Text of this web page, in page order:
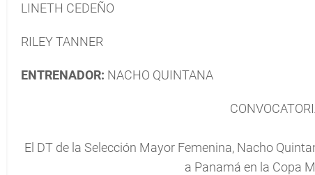
LINETH CEDEÑO
RILEY TANNER
ENTRENADOR: NACHO QUINTANA
El DT de la Selección Mayor Femenina, Nacho
a Panamá en la Copa